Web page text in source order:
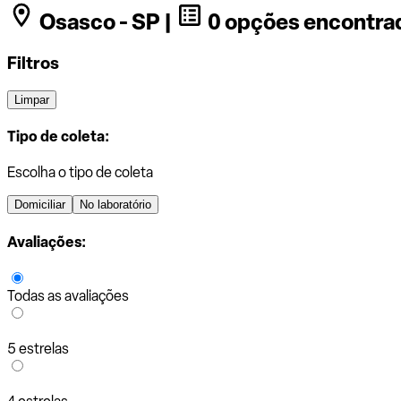
Osasco - SP | 0 opções
Filtros
Limpar
Tipo de coleta:
Escolha o tipo de coleta
Domiciliar No laboratório
Avaliações:
Todas as avaliações
5 estrelas